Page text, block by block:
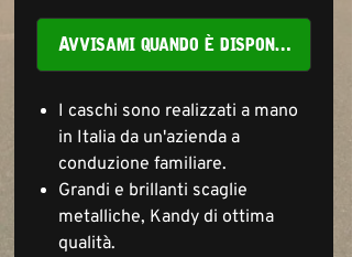
Avvisami quando è disponibile
I caschi sono realizzati a mano
in Italia da un'azienda a
conduzione familiare.
Grandi e brillanti scaglie
metalliche, Kandy di ottima
qualità.